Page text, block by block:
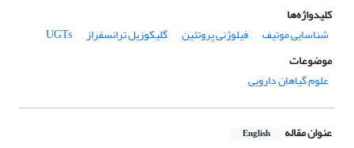
کلیدواژه‌ها
شناسایی موتیف
فیلوژنی پروتئین گلیکوزیل ترانسفراز
UGTs
موضوعات
علوم گیاهان دارویی
عنوان مقاله English